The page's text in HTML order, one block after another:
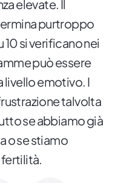
elevate. Il
purtroppo
si verificano nei
può essere
livello emotivo. I
talvolta
se abbiamo già
o se stiamo